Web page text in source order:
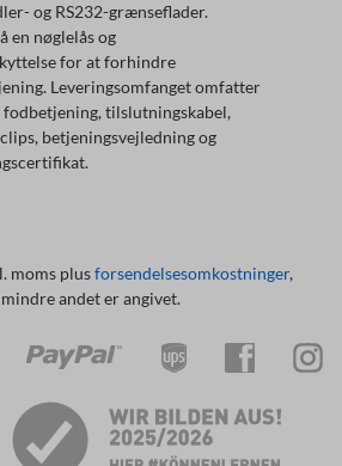
og RS232-grænseflader.
en nøglelås og
for at forhindre
Leveringsomfanget omfatter
tilslutningskabel,
betjeningsvejledning og
moms plusforsendelsesomkostninger,
andet er angivet.